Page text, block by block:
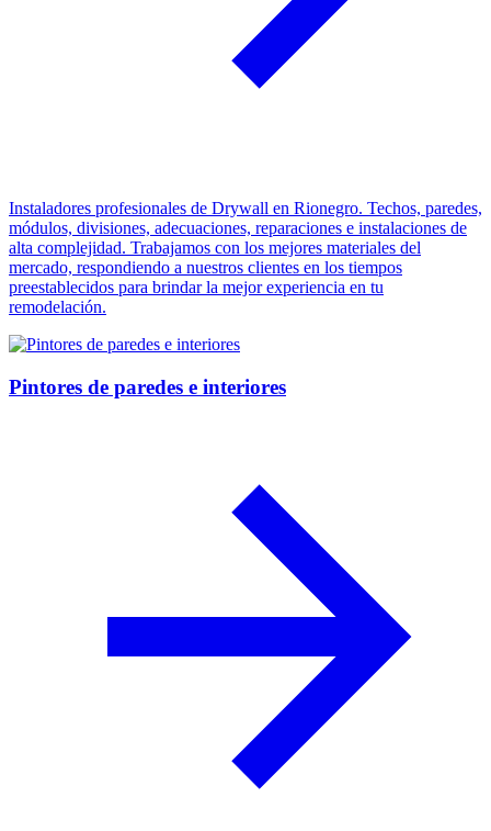
Instaladores profesionales de Drywall en Rionegro. Techos, paredes,
módulos, divisiones, adecuaciones, reparaciones e instalaciones de
alta complejidad. Trabajamos con los mejores materiales del
mercado, respondiendo a nuestros clientes en los tiempos
preestablecidos para brindar la mejor experiencia en tu
remodelación.
Pintores de paredes e interiores